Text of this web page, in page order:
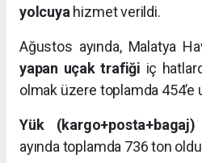
yolcuya hizmet verildi.
Ağustos ayında, Malatya
yapan uçak trafiği iç
olmak üzere toplamda 454’e
Yük
ayında toplamda 736 ton